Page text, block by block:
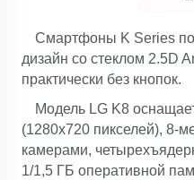
Смартфоны K Series
дизайн со стеклом 2.5D
практически без кнопок.
Модель LG K8
(1280x720 пикселей), 8-
камерами,
1/1,5 ГБ оперативной